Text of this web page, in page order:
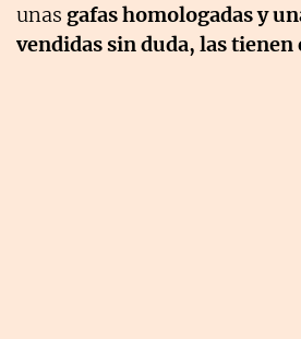
unas gafas homologadas y
vendidas sin duda, las tienen